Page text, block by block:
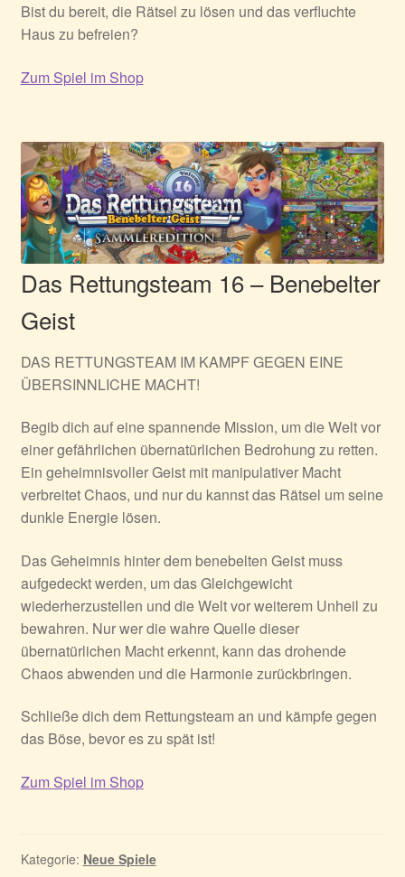
Bist du bereit, die Rätsel zu lösen und das verfluchte
Haus zu befreien?
Zum Spiel im Shop
Das Rettungsteam 16 – Benebelter
Geist
DAS RETTUNGSTEAM IM KAMPF GEGEN EINE
ÜBERSINNLICHE MACHT!
Begib dich auf eine spannende Mission, um die Welt vor
einer gefährlichen übernatürlichen Bedrohung zu retten.
Ein geheimnisvoller Geist mit manipulativer Macht
verbreitet Chaos, und nur du kannst das Rätsel um seine
dunkle Energie lösen.
Das Geheimnis hinter dem benebelten Geist muss
aufgedeckt werden, um das Gleichgewicht
wiederherzustellen und die Welt vor weiterem Unheil zu
bewahren. Nur wer die wahre Quelle dieser
übernatürlichen Macht erkennt, kann das drohende
Chaos abwenden und die Harmonie zurückbringen.
Schließe dich dem Rettungsteam an und kämpfe gegen
das Böse, bevor es zu spät ist!
Zum Spiel im Shop
Kategorie: Neue Spiele